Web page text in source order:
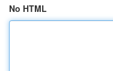
No HTML